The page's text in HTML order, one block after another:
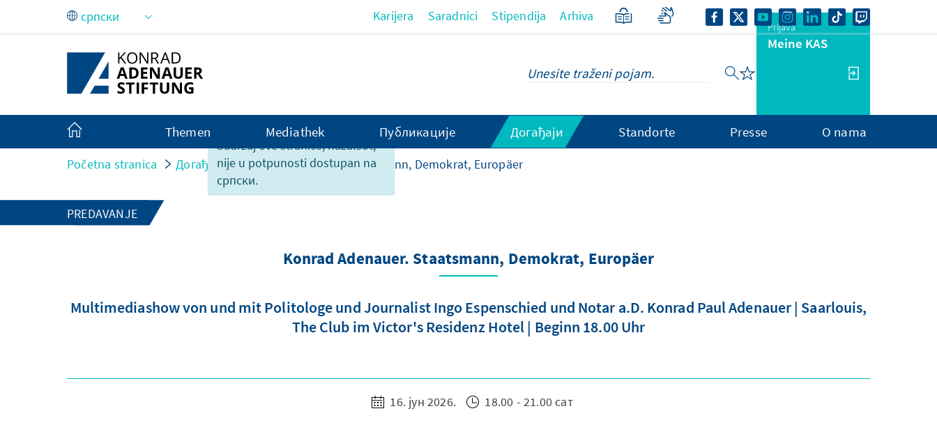
Skip to Main Content
Sadržaj ove stranice, nažalsot,
nije u potpunosti dostupan na
српски.
Karijera Saradnici Stipendija Arhiva
Prijava
Meine KAS
Themen Mediathek Публикације Догађаји Standorte Presse O nama
Početna stranica Догађаји Konrad Adenauer. Staatsmann, Demokrat, Europäer
PREDAVANJE
Konrad Adenauer. Staatsmann, Demokrat, Europäer
Multimediashow von und mit Politologe und Journalist Ingo Espenschied und Notar a.D. Konrad Paul Adenauer | Saarlouis,
The Club im Victor's Residenz Hotel | Beginn 18.00 Uhr
16. јун 2026. 18.00 - 21.00 сат